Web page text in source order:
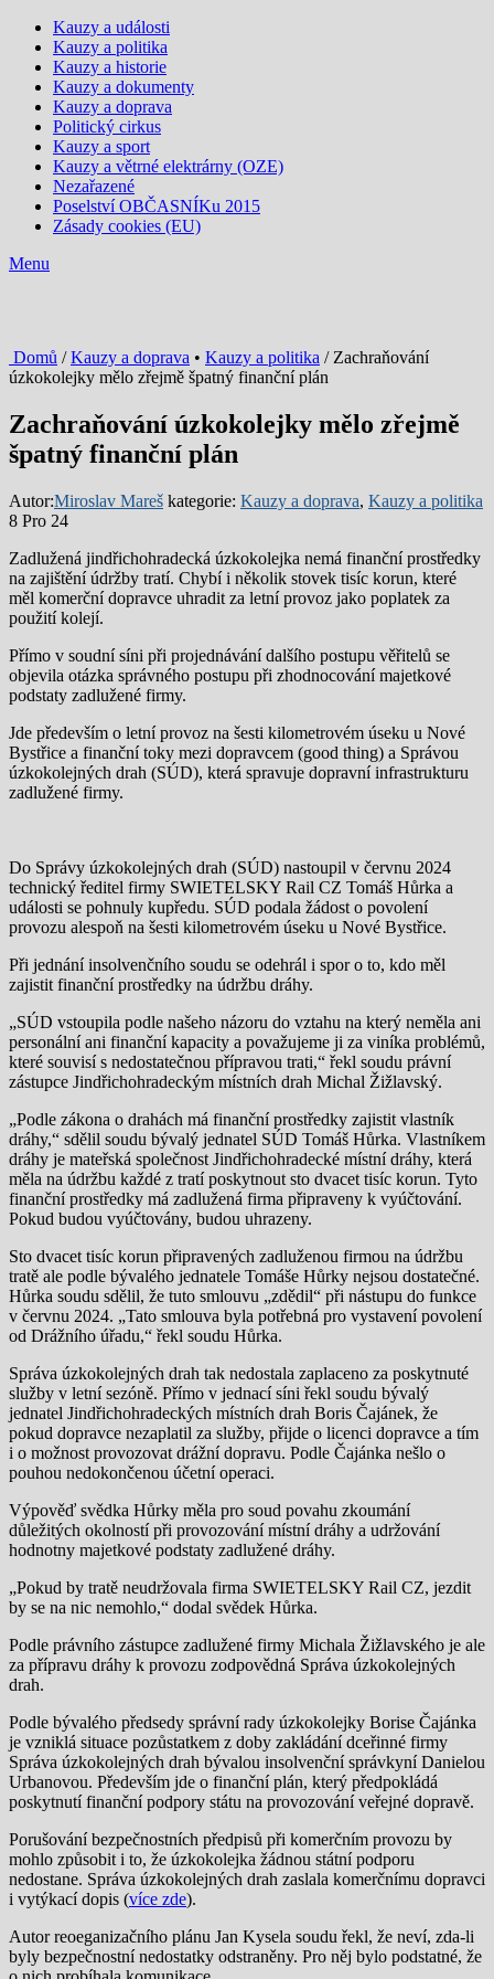
Kauzy a události
Kauzy a politika
Kauzy a historie
Kauzy a dokumenty
Kauzy a doprava
Politický cirkus
Kauzy a sport
Kauzy a větrné elektrárny (OZE)
Nezařazené
Poselství OBČASNÍKu 2015
Zásady cookies (EU)
Menu
Domů /Kauzy a doprava • Kauzy a politika / Zachraňování
úzkokolejky mělo zřejmě špatný finanční plán
Zachraňování úzkokolejky mělo zřejmě
špatný finanční plán
Autor:Miroslav Mareš kategorie: Kauzy a doprava, Kauzy a politika
8 Pro 24
Zadlužená jindřichohradecká úzkokolejka nemá finanční prostředky
na zajištění údržby tratí. Chybí i několik stovek tisíc korun, které
měl komerční dopravce uhradit za letní provoz jako poplatek za
použití kolejí.
Přímo v soudní síni při projednávání dalšího postupu věřitelů se
objevila otázka správného postupu při zhodnocování majetkové
podstaty zadlužené firmy.
Jde především o letní provoz na šesti kilometrovém úseku u Nové
Bystřice a finanční toky mezi dopravcem (good thing) a Správou
úzkokolejných drah (SÚD), která spravuje dopravní infrastrukturu
zadlužené firmy.
Do Správy úzkokolejných drah (SÚD) nastoupil v červnu 2024
technický ředitel firmy SWIETELSKY Rail CZ Tomáš Hůrka a
události se pohnuly kupředu. SÚD podala žádost o povolení
provozu alespoň na šesti kilometrovém úseku u Nové Bystřice.
Při jednání insolvenčního soudu se odehrál i spor o to, kdo měl
zajistit finanční prostředky na údržbu dráhy.
„SÚD vstoupila podle našeho názoru do vztahu na který neměla ani
personální ani finanční kapacity a považujeme ji za viníka problémů,
které souvisí s nedostatečnou přípravou trati,“ řekl soudu právní
zástupce Jindřichohradeckým místních drah Michal Žižlavský.
„Podle zákona o drahách má finanční prostředky zajistit vlastník
dráhy,“ sdělil soudu bývalý jednatel SÚD Tomáš Hůrka. Vlastníkem
dráhy je mateřská společnost Jindřichohradecké místní dráhy, která
měla na údržbu každé z tratí poskytnout sto dvacet tisíc korun. Tyto
finanční prostředky má zadlužená firma připraveny k vyúčtování.
Pokud budou vyúčtovány, budou uhrazeny.
Sto dvacet tisíc korun připravených zadluženou firmou na údržbu
tratě ale podle bývalého jednatele Tomáše Hůrky nejsou dostatečné.
Hůrka soudu sdělil, že tuto smlouvu „zdědil“ při nástupu do funkce
v červnu 2024. „Tato smlouva byla potřebná pro vystavení povolení
od Drážního úřadu,“ řekl soudu Hůrka.
Správa úzkokolejných drah tak nedostala zaplaceno za poskytnuté
služby v letní sezóně. Přímo v jednací síni řekl soudu bývalý
jednatel Jindřichohradeckých místních drah Boris Čajánek, že
pokud dopravce nezaplatil za služby, přijde o licenci dopravce a tím
i o možnost provozovat drážní dopravu. Podle Čajánka nešlo o
pouhou nedokončenou účetní operaci.
Výpověď svědka Hůrky měla pro soud povahu zkoumání
důležitých okolností při provozování místní dráhy a udržování
hodnotny majetkové podstaty zadlužené dráhy.
„Pokud by tratě neudržovala firma SWIETELSKY Rail CZ, jezdit
by se na nic nemohlo,“ dodal svědek Hůrka.
Podle právního zástupce zadlužené firmy Michala Žižlavského je ale
za přípravu dráhy k provozu zodpovědná Správa úzkokolejných
drah.
Podle bývalého předsedy správní rady úzkokolejky Borise Čajánka
je vzniklá situace pozůstatkem z doby zakládání dceřinné firmy
Správa úzkokolejných drah bývalou insolvenční správkyní Danielou
Urbanovou. Především jde o finanční plán, který předpokládá
poskytnutí finanční podpory státu na provozování veřejné dopravě.
Porušování bezpečnostních předpisů při komerčním provozu by
mohlo způsobit i to, že úzkokolejka žádnou státní podporu
nedostane. Správa úzkokolejných drah zaslala komerčnímu dopravci
i vytýkací dopis (více zde).
Autor reoeganizačního plánu Jan Kysela soudu řekl, že neví, zda-li
byly bezpečnostní nedostatky odstraněny. Pro něj bylo podstatné, že